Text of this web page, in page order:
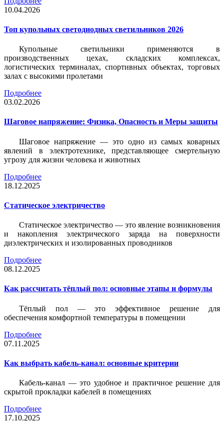
10.04.2026
Топ купольных светодиодных светильников 2026
Купольные светильники применяются в
производственных цехах, складских комплексах,
логистических терминалах, спортивных объектах, торговых
залах с высокими пролетами
Подробнее
03.02.2026
Шаговое напряжение: Физика, Опасность и Меры защиты
Шаговое напряжение — это одно из самых коварных
явлений в электротехнике, представляющее смертельную
угрозу для жизни человека и животных
Подробнее
18.12.2025
Статическое электричество
Статическое электричество — это явление возникновения
и накопления электрического заряда на поверхности
диэлектрических и изолированных проводников
Подробнее
08.12.2025
Как рассчитать тёплый пол: основные этапы и формулы
Тёплый пол — это эффективное решение для
обеспечения комфортной температуры в помещении
Подробнее
07.11.2025
Как выбрать кабель-канал: основные критерии
Кабель-канал — это удобное и практичное решение для
скрытой прокладки кабелей в помещениях
Подробнее
17.10.2025